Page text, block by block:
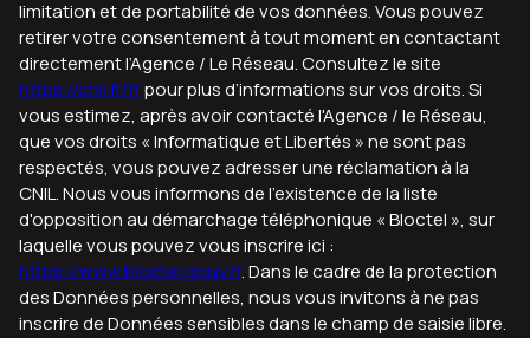
limitation et de portabilité de vos données. Vous pouvez
retirer votre consentement à tout moment en contactant
directement l’Agence / Le Réseau. Consultez le site
https://cnil.fr/frpour plus d’informations sur vos droits. Si
vous estimez, après avoir contacté l'Agence / le Réseau,
que vos droits « Informatique et Libertés » ne sont pas
respectés, vous pouvez adresser une réclamation à la
CNIL. Nous vous informons de l’existence de la liste
d'opposition au démarchage téléphonique « Bloctel », sur
laquelle vous pouvez vous inscrire ici :
https://www.bloctel.gouv.fr. Dans le cadre de la protection
des Données personnelles, nous vous invitons à ne pas
inscrire de Données sensibles dans le champ de saisie libre.